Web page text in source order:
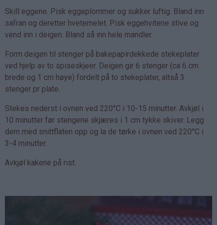
Skill eggene. Pisk eggeplommer og sukker luftig. Bland inn
safran og deretter hvetemelet. Pisk eggehvitene stive og
vend inn i deigen. Bland så inn hele mandler.
Form deigen til stenger på bakepapirdekkede stekeplater
ved hjelp av to spiseskjeer. Deigen gir 6 stenger (ca 6 cm
brede og 1 cm høye) fordelt på to stekeplater, altså 3
stenger pr plate.
Stekes nederst i ovnen ved 220°C i 10-15 minutter. Avkjøl i
10 minutter før stengene skjæres i 1 cm tykke skiver. Legg
dem med snittflaten opp og la de tørke i ovnen ved 220°C i
3-4 minutter.
Avkjøl kakene på rist.